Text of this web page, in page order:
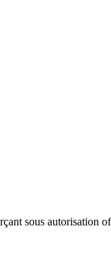
sous autorisation